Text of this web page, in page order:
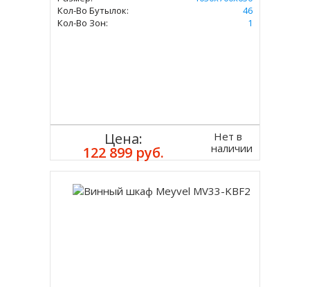
Кол-Во Бутылок:
46
Кол-Во Зон:
1
Цена:
122 899 руб.
Нет в
наличии